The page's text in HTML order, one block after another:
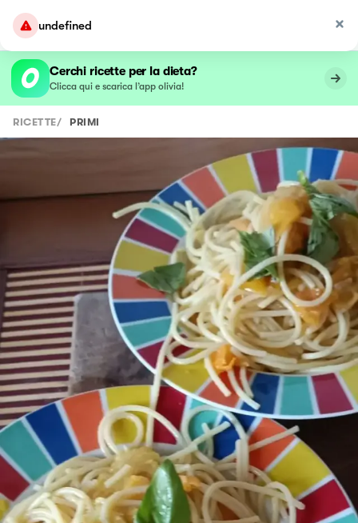
undefined
Cerchi ricette per la dieta?
Clicca qui e scarica l’app olivia!
RICETTE/ PRIMI